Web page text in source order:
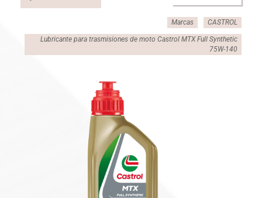
Marcas CASTROL
Lubricante para trasmisiones de moto Castrol MTX Full Synthetic
75W-140